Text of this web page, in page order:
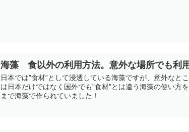
海藻 食以外の利用方法。意外な場所でも利用
日本では”食材”として浸透している海藻ですが、意外なと
は日本だけではなく国外でも”食材”とは違う海藻の使い方
まで海藻で作られていました！